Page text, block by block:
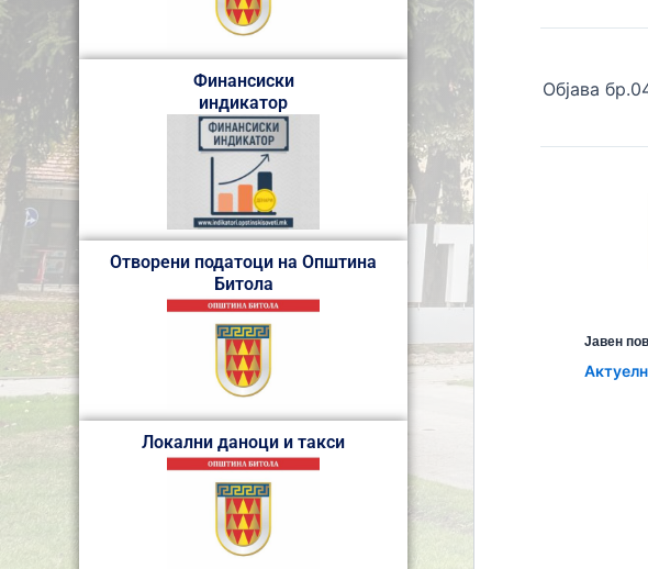
Финансиски
индикатор
Отворени податоци на Општина
Битола
Локални даноци и такси
Јавен